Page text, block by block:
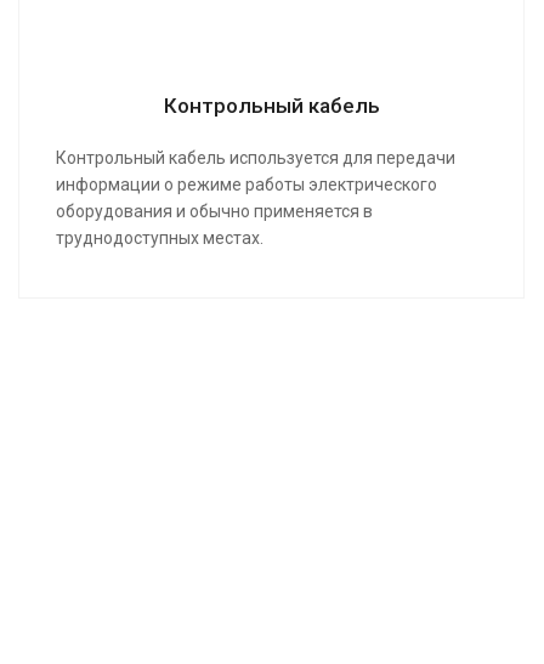
Контрольный кабель
Контрольный кабель используется для передачи
информации о режиме работы электрического
оборудования и обычно применяется в
труднодоступных местах.